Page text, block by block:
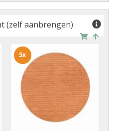
(zelf aanbrengen)
5x